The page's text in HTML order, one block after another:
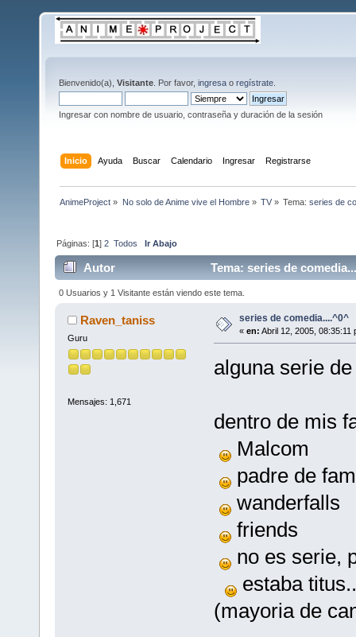
Bienvenido(a), Visitante . Por favor, ingresa o regístrate
Ingresar con nombre de usuario, contraseña y duración de la sesión
Inicio Ayuda Buscar Calendario Ingresar Registrarse
AnimeProject » No solo de Anime vive el Hombre» TV» Tema:series de
Páginas: [1]2 Todos Ir Abajo
Autor Tema: series de
0 Usuarios y 1 Visitante están viendo este tema.
Raven_taniss
Guru
Mensajes: 1,671
series de comedia....^0^
« en: Abril 12, 2005, 08:35:11
alguna serie
dentro de mis
Malcom
padre de
wanderfalls
friends
no es serie,
estaba
(mayoria de